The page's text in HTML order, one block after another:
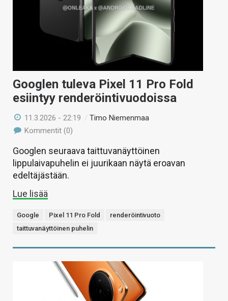
Googlen tuleva Pixel 11 Pro Fold
esiintyy renderöintivuodoissa
11.3.2026 - 22:19 /Timo Niemenmaa
Kommentit (0)
Googlen seuraava taittuvanäyttöinen
lippulaivapuhelin ei juurikaan näytä eroavan
edeltäjästään.
Lue lisää
Google Pixel 11 Pro Fold
renderöintivuoto
taittuvanäyttöinen puhelin